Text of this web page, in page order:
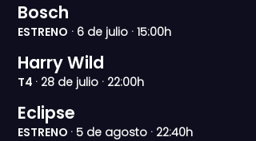
Bosch
ESTRENO · 6 de julio · 15:00h
Harry Wild
T4 · 28 de julio · 22:00h
Eclipse
ESTRENO · 5 de agosto · 22:40h